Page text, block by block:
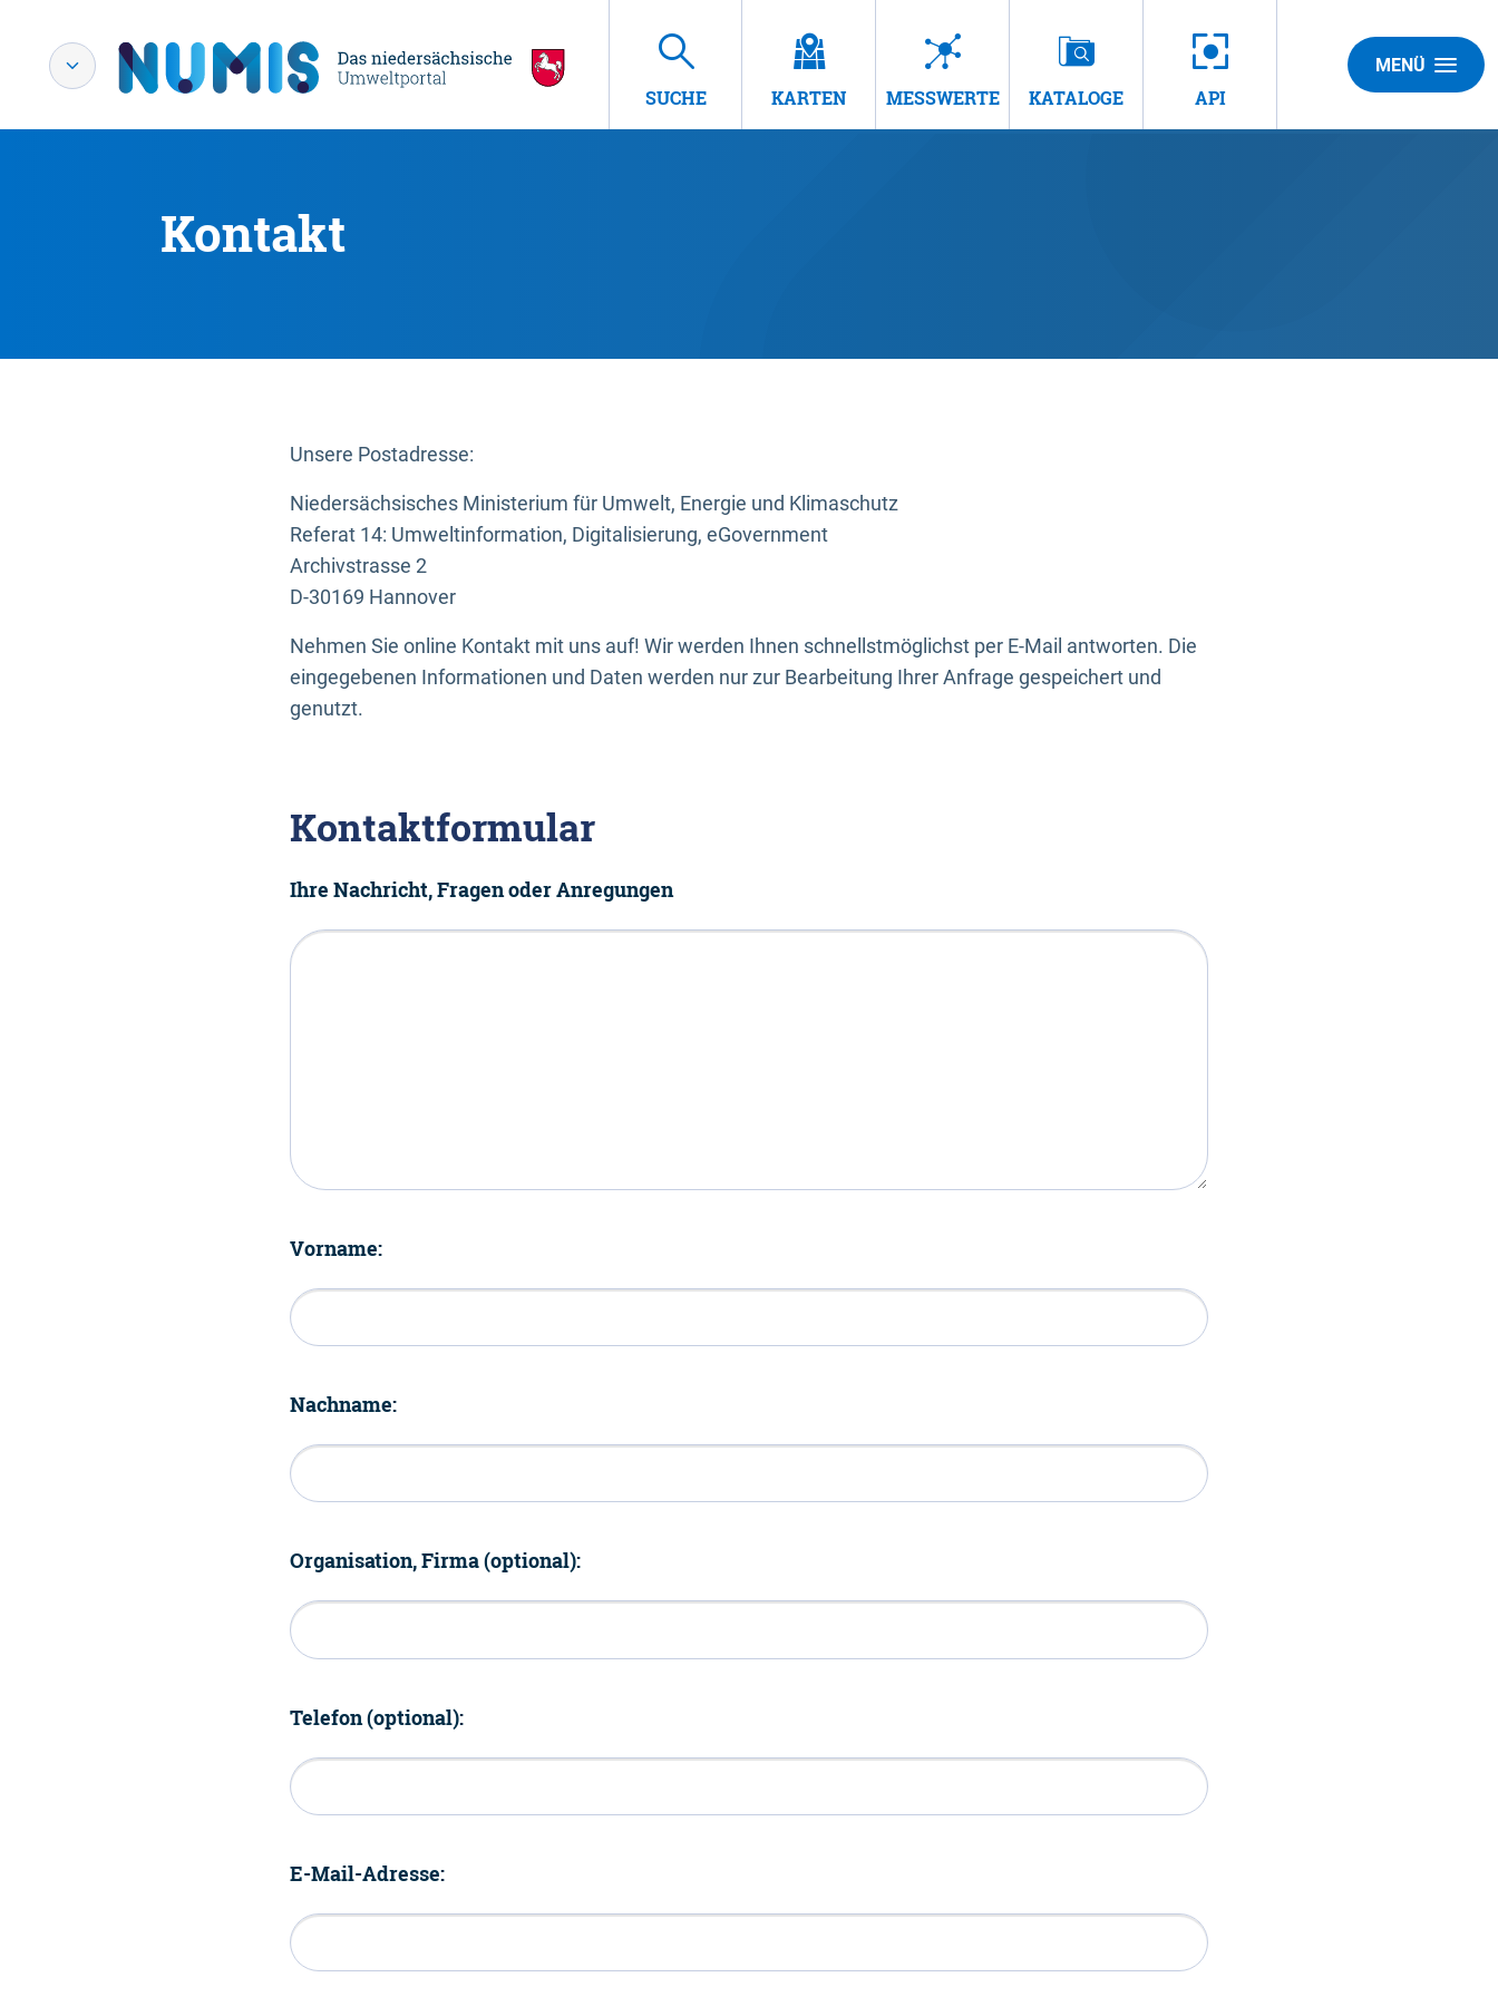
SUCHE KARTEN MESSWERTE KATALOGE API
MENÜ
Kontakt
Unsere Postadresse:
Niedersächsisches Ministerium für Umwelt, Energie und Klimaschutz
Referat 14: Umweltinformation, Digitalisierung, eGovernment
Archivstrasse 2
D-30169 Hannover
Nehmen Sie online Kontakt mit uns auf! Wir werden Ihnen schnellstmöglichst per E-Mail antworten. Die
eingegebenen Informationen und Daten werden nur zur Bearbeitung Ihrer Anfrage gespeichert und
genutzt.
Kontaktformular
Ihre Nachricht, Fragen oder Anregungen
Vorname:
Nachname:
Organisation, Firma (optional):
Telefon (optional):
E-Mail-Adresse: